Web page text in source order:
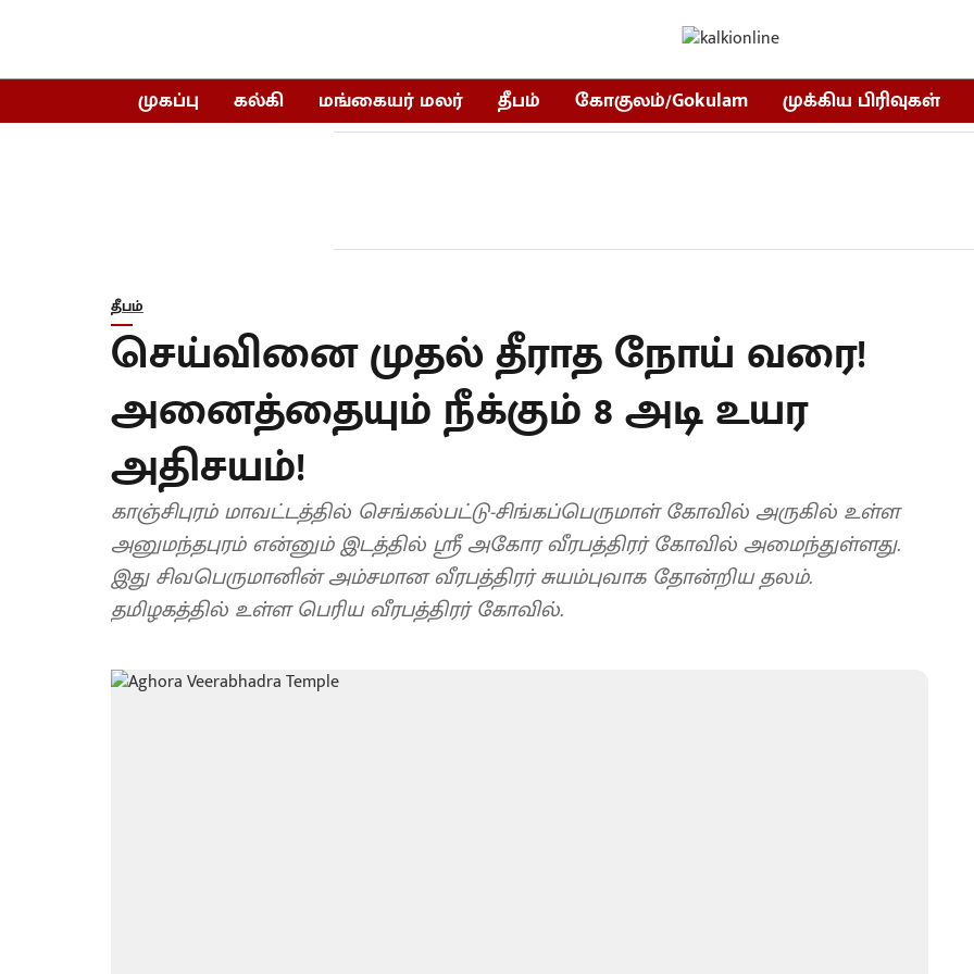
முகப்பு கல்கி மங்கையர் மலர் தீபம் கோகுலம்/Gokulam முக்கிய பிரிவுகள்
தீபம்
செய்வினை முதல் தீராத நோய் வரை!
அனைத்தையும் நீக்கும் 8 அடி உயர
அதிசயம்!
காஞ்சிபுரம் மாவட்டத்தில் செங்கல்பட்டு-சிங்கப்பெருமாள் கோவில் அருகில் உள்ள
அனுமந்தபுரம் என்னும் இடத்தில் ஸ்ரீ அகோர வீரபத்திரர் கோவில் அமைந்துள்ளது.
இது சிவபெருமானின் அம்சமான வீரபத்திரர் சுயம்புவாக தோன்றிய தலம்.
தமிழகத்தில் உள்ள பெரிய வீரபத்திரர் கோவில்.